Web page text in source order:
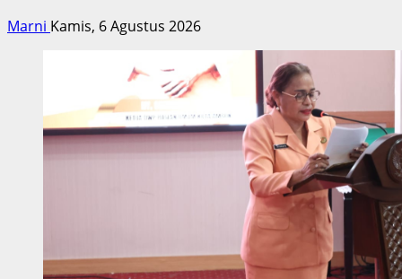
Marni Kamis, 6 Agustus 2026